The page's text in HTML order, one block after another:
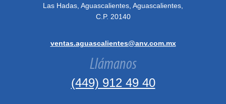
Las Hadas, Aguascalientes, Aguascalientes,
C.P. 20140
ventas.aguascalientes@anv.com.mx
Llámanos
(449) 912 49 40